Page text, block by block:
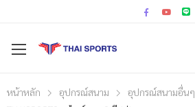
หน้าหลัก อุปกรณ์สนาม
อุปกรณ์สนามอื่นๆ